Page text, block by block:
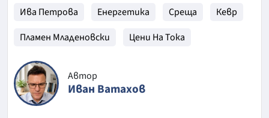
Ива Петрова
Енергетика Среща
Кевр
Пламен Младеновски
Цени На Тока
Автор
Иван Ватахов